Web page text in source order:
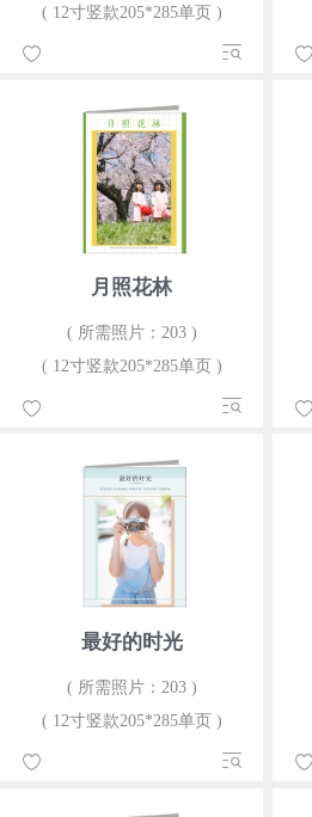
( 12寸竖款205*285单页 )
月照花林
( 所需照片：203 )
( 12寸竖款205*285单页 )
最好的时光
( 所需照片：203 )
( 12寸竖款205*285单页 )